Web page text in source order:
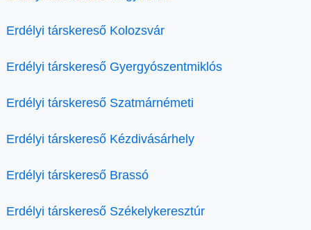
Erdélyi társkereső Kolozsvár
Erdélyi társkereső Gyergyószentmiklós
Erdélyi társkereső Szatmárnémeti
Erdélyi társkereső Kézdivásárhely
Erdélyi társkereső Brassó
Erdélyi társkereső Székelykeresztúr